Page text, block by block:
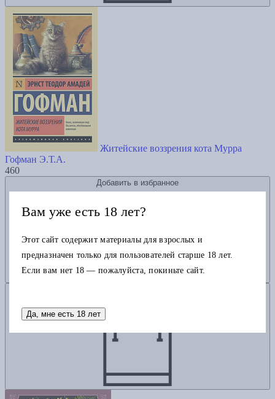
Житейские воззрения кота Мурра
Гофман Э.Т.А.
460
Добавить в избранное
Вам уже есть 18 лет?
Этот сайт содержит материалы для взрослых и
предназначен только для пользователей старше 18 лет.
Если вам нет 18 — пожалуйста, покиньте сайт.
Да, мне есть 18 лет